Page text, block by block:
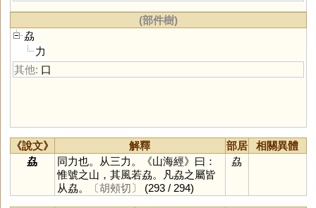
(部件樹)
劦
力
其他: 口
《說文》 解釋 部居
相關異體
劦
同力也。从三力。《山海經》曰：
惟號之山，其風若劦。凡劦之屬皆
从劦。
〔胡頰切〕 (293 / 294)
劦